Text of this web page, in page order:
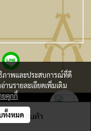
สั่งซื้อสินค้า
1,027
ภาพและประสบการณ์ที่ดี
านรายละเอียดเพิ่มเติม
ยคุกกี้
ทั้งหมด